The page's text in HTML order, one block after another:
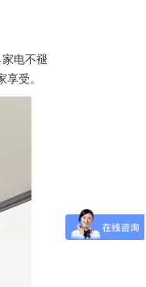
电不褪
受。